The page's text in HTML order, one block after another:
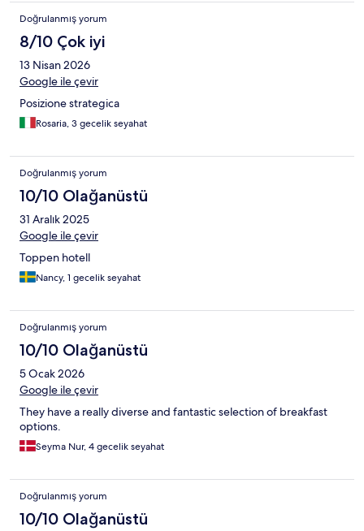
Doğrulanmış yorum
8/10 Çok iyi
13 Nisan 2026
Google ile çevir
Posizione strategica
Rosaria, 3 gecelik seyahat
Doğrulanmış yorum
10/10 Olağanüstü
31 Aralık 2025
Google ile çevir
Toppen hotell
Nancy, 1 gecelik seyahat
Doğrulanmış yorum
10/10 Olağanüstü
5 Ocak 2026
Google ile çevir
They have a really diverse and fantastic selection of breakfast
options.
Seyma Nur, 4 gecelik seyahat
Doğrulanmış yorum
10/10 Olağanüstü